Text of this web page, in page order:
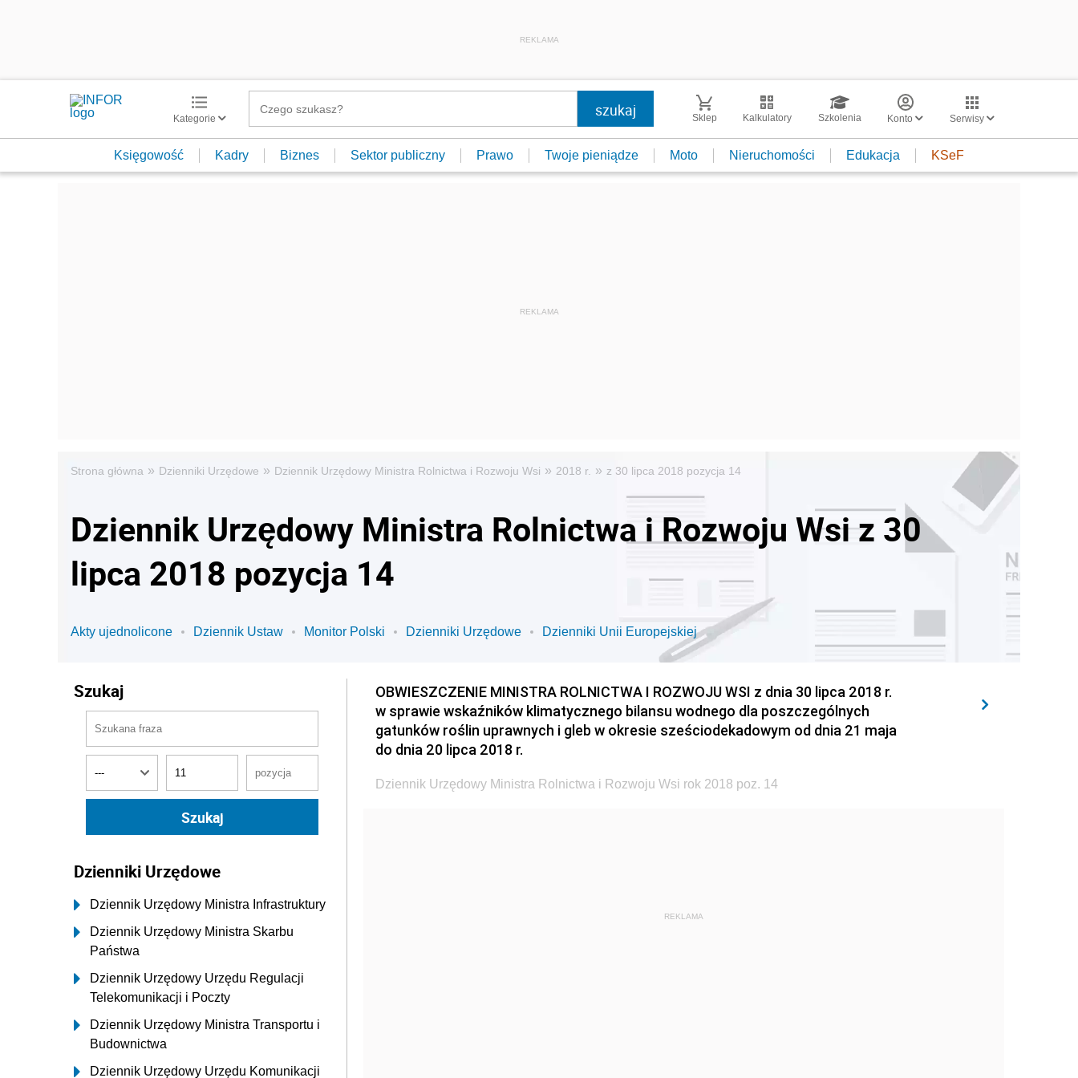
REKLAMA
Kategorie Sklep Kalkulatory Szkolenia Konto Serwisy
Księgowość Kadry Biznes Sektor publiczny Prawo Twoje pieniądze Moto Nieruchomości Edukacja KSeF
Strona główna » Dzienniki Urzędowe » Dziennik Urzędowy Ministra Rolnictwa i Rozwoju Wsi » 2018 r. » z 30 lipca 2018 pozycja 14
Dziennik Urzędowy Ministra Rolnictwa i Rozwoju Wsi z 30
lipca 2018 pozycja 14
Akty ujednolicone Dziennik Ustaw Monitor Polski Dzienniki Urzędowe Dzienniki Unii Europejskiej
Szukaj
Dzienniki Urzędowe
Dziennik Urzędowy Ministra Infrastruktury
Dziennik Urzędowy Ministra Skarbu
Państwa
Dziennik Urzędowy Urzędu Regulacji
Telekomunikacji i Poczty
Dziennik Urzędowy Ministra Transportu i
Budownictwa
Dziennik Urzędowy Urzędu Komunikacji
OBWIESZCZENIE MINISTRA ROLNICTWA I ROZWOJU WSI z dnia 30 lipca 2018 r.
w sprawie wskaźników klimatycznego bilansu wodnego dla poszczególnych
gatunków roślin uprawnych i gleb w okresie sześciodekadowym od dnia 21 maja
do dnia 20 lipca 2018 r.
Dziennik Urzędowy Ministra Rolnictwa i Rozwoju Wsi rok 2018 poz. 14
REKLAMA